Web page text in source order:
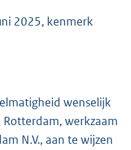
2025, kenmerk
wenselijk
Rotterdam, werkzaam
N.V., aan te wijzen